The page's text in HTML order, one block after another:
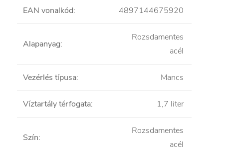
EAN vonalkód: 4897144675920
Alapanyag:
Rozsdamentes
acél
Vezérlés típusa: Mancs
Víztartály térfogata: 1,7 liter
Szín:
Rozsdamentes
acél